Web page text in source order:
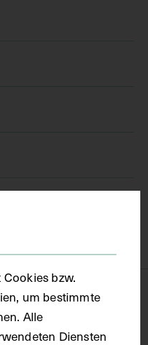
bzw.
um bestimmte
Alle
Diensten